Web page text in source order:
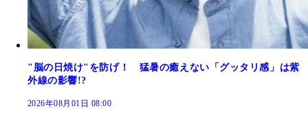
"脳の日焼け"を防げ！ 猛暑の癒えない「グッタリ感」は紫
外線の影響!?
2026年08月01日 08:00